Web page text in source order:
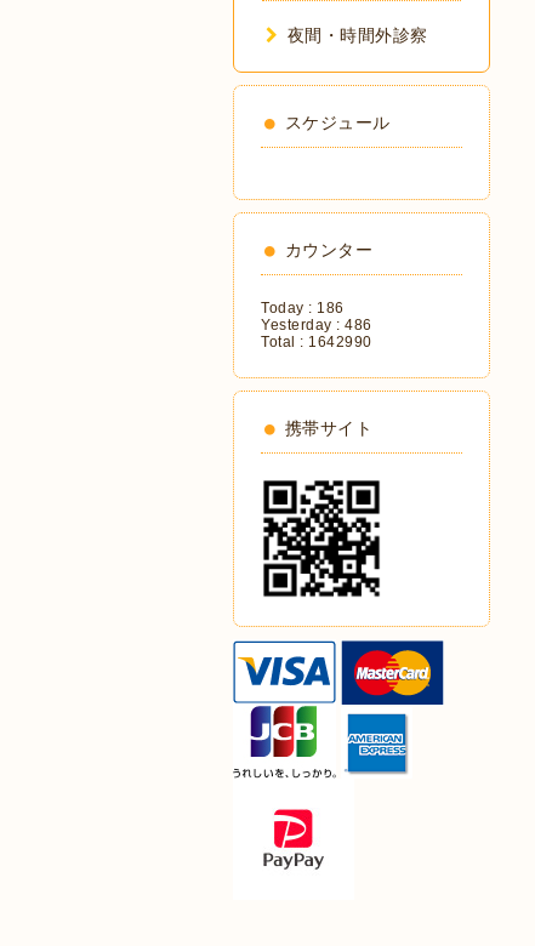
夜間・時間外診察
スケジュール
カウンター
Today : 186
Yesterday : 486
Total : 1642990
携帯サイト